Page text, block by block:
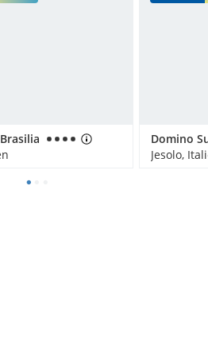
Domino
Jesolo,